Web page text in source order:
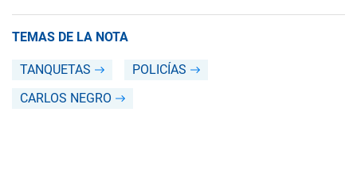
TEMAS DE LA NOTA
TANQUETAS
POLICÍAS
CARLOS NEGRO